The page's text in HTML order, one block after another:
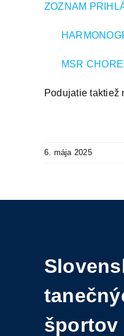
ZOZNAM
MSR
Podujatie taktiež
6. mája 2025
športov